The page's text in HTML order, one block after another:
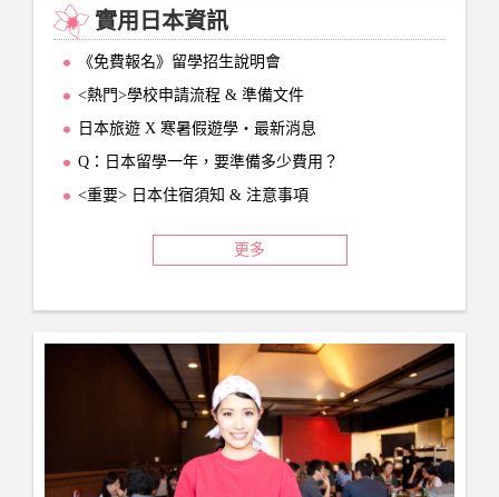
實用日本資訊
《免費報名》留學招生說明會
<熱門>學校申請流程 & 準備文件
日本旅遊 X 寒暑假遊學‧最新消息
Q：日本留學一年，要準備多少費用？
<重要> 日本住宿須知 & 注意事項
更多